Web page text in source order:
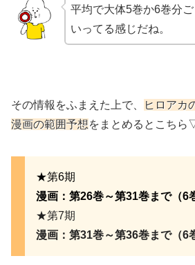
平均で大体5巻か6巻分
いってる感じだね。
その情報をふまえた上で、 ヒロアカ
漫画の範囲予想をまとめるとこちら
★第6期
漫画：第26巻～第31巻まで（6
★第7期
漫画：第31巻～第36巻まで（6